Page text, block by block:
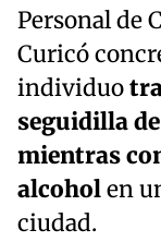
Personal de
Curicó
individuo
seguidilla
mientras
alcoholen
ciudad.